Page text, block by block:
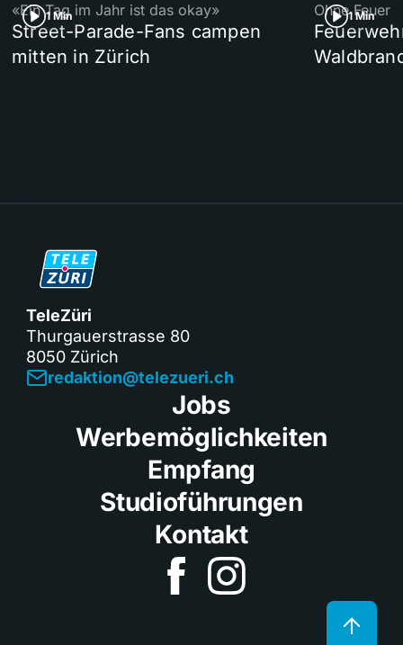
1 Min
«Ein Tag im Jahr ist das okay»
Street-Parade-Fans campen
mitten in Zürich
1 Min
Ohne Feuer
TeleZüri
Thurgauerstrasse 80
8050 Zürich
redaktion@telezueri.ch
Jobs
Werbemöglichkeiten
Empfang
Studioführungen
Kontakt